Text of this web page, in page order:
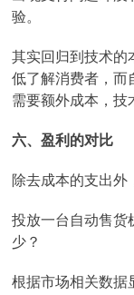
验。
其实回归到技术的
低了解消费者，而
需要额外成本，技
六、盈利的对比
除去成本的支出外
投放一台自动售货
少？
根据市场相关数据